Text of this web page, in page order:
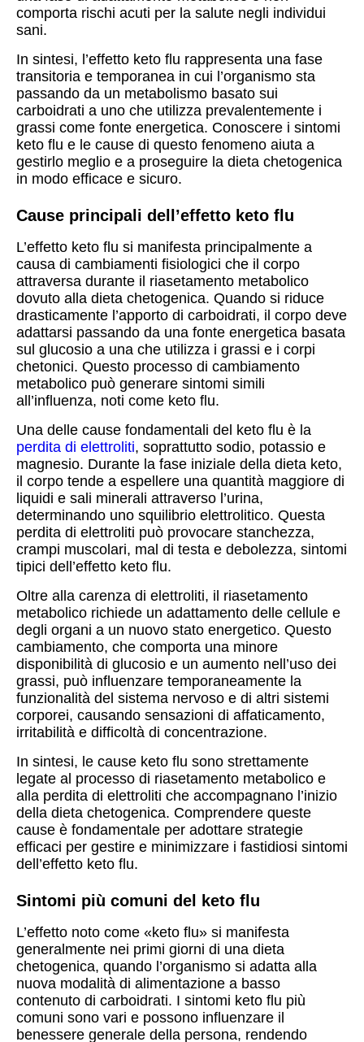
comporta rischi acuti per la salute negli individui
sani.
In sintesi, l’effetto keto flu rappresenta una fase
transitoria e temporanea in cui l’organismo sta
passando da un metabolismo basato sui
carboidrati a uno che utilizza prevalentemente i
grassi come fonte energetica. Conoscere i sintomi
keto flu e le cause di questo fenomeno aiuta a
gestirlo meglio e a proseguire la dieta chetogenica
in modo efficace e sicuro.
Cause principali dell’effetto keto flu
L’effetto keto flu si manifesta principalmente a
causa di cambiamenti fisiologici che il corpo
attraversa durante il riasetamento metabolico
dovuto alla dieta chetogenica. Quando si riduce
drasticamente l’apporto di carboidrati, il corpo deve
adattarsi passando da una fonte energetica basata
sul glucosio a una che utilizza i grassi e i corpi
chetonici. Questo processo di cambiamento
metabolico può generare sintomi simili
all’influenza, noti come keto flu.
Una delle cause fondamentali del keto flu è la
perdita di elettroliti, soprattutto sodio, potassio e
magnesio. Durante la fase iniziale della dieta keto,
il corpo tende a espellere una quantità maggiore di
liquidi e sali minerali attraverso l’urina,
determinando uno squilibrio elettrolitico. Questa
perdita di elettroliti può provocare stanchezza,
crampi muscolari, mal di testa e debolezza, sintomi
tipici dell’effetto keto flu.
Oltre alla carenza di elettroliti, il riasetamento
metabolico richiede un adattamento delle cellule e
degli organi a un nuovo stato energetico. Questo
cambiamento, che comporta una minore
disponibilità di glucosio e un aumento nell’uso dei
grassi, può influenzare temporaneamente la
funzionalità del sistema nervoso e di altri sistemi
corporei, causando sensazioni di affaticamento,
irritabilità e difficoltà di concentrazione.
In sintesi, le cause keto flu sono strettamente
legate al processo di riasetamento metabolico e
alla perdita di elettroliti che accompagnano l’inizio
della dieta chetogenica. Comprendere queste
cause è fondamentale per adottare strategie
efficaci per gestire e minimizzare i fastidiosi sintomi
dell’effetto keto flu.
Sintomi più comuni del keto flu
L’effetto noto come «keto flu» si manifesta
generalmente nei primi giorni di una dieta
chetogenica, quando l’organismo si adatta alla
nuova modalità di alimentazione a basso
contenuto di carboidrati. I sintomi keto flu più
comuni sono vari e possono influenzare il
benessere generale della persona, rendendo